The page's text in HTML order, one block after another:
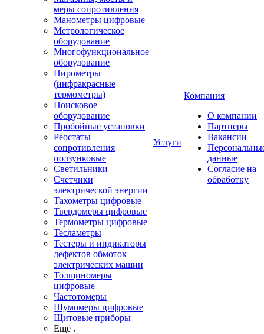
меры сопротивления
Манометры цифровые
Метрологическое
оборудование
Многофункциональное
оборудование
Пирометры
(инфракрасные
термометры)
Поисковое
оборудование
Пробойные установки
Реостаты
сопротивления
ползунковые
Светильники
Счетчики
электрической энергии
Тахометры цифровые
Твердомеры цифровые
Термометры цифровые
Тесламетры
Тестеры и индикаторы
дефектов обмоток
электрических машин
Толщиномеры
цифровые
Частотомеры
Шумомеры цифровые
Щитовые приборы
Ещё
Услуги
Компания
О компании
Партнеры
Вакансии
данные
Согласие на
обработку